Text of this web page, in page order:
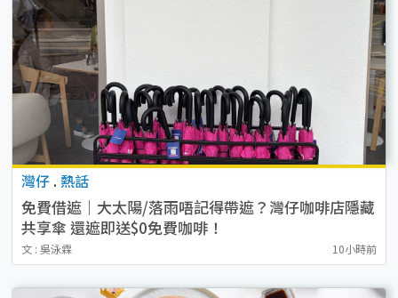
灣仔 . 熱話
免費借遮｜大太陽/落雨唔記得帶遮？灣仔咖啡店隱藏
共享傘 還遮即送$0免費咖啡！
文 : 吳泳霖 10小時前